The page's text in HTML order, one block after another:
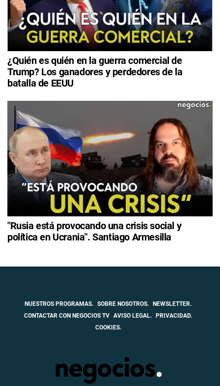
¿Quién es quién en la guerra comercial de
Trump? Los ganadores y perdedores de la
batalla de EEUU
"Rusia está provocando una crisis social y
política en Ucrania". Santiago Armesilla
NUESTROS PROGRAMAS. SOBRE NOSOTROS. NEWSLETTER.
CONTACTAR CON NEGOCIOS TV AVISO LEGAL. PRIVACIDAD.
COOKIES.